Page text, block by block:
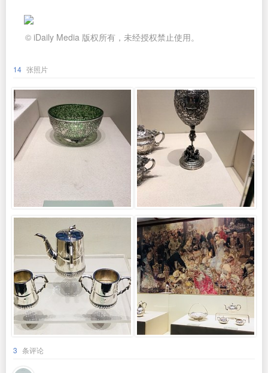
© iDaily Media 版权所有，未经授权禁止使用。
14 张照片
3 条评论